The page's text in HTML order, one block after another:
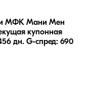
МФК Мани Мен
купонная
дн. G-спред: 690